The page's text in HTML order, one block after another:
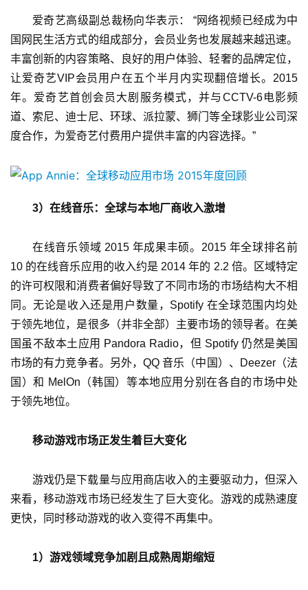
闲
游
戏
2
0
2
第
奖
7
月
3
0
日
茶
对
会
爱奇艺高级副总裁杨向华表示： “网络视频已经成为中
国网民生活方式的组成部分，会员业务也发展越来越迅速。
丰富创新的内容策略、良好的用户体验、轻奢的品牌定位，
让爱奇艺VIP会员用户在五个半月内实现翻倍增长。2015
年。爱奇艺首创会员大剧服务模式，并与CCTV-6电影频
道、索尼、迪士尼、环球、派拉蒙、狮门等全球影业公司深
度合作，为爱奇艺付费用户提供丰富的内容选择。”
3）在线音乐：全球与本地厂商收入激增
在线音乐领域 2015 年成果丰硕。2015 年全球排名前
10 的在线音乐应用的收入约是 2014 年的 2.2 倍。区域特定
的许可权限和消费者偏好导致了不同市场的市场结构大不相
同。无论是收入还是用户数量，Spotify 在全球范围内均处
于领先地位，是很多（并非全部）主要市场的领导者。在美
国虽不敌本土应用 Pandora Radio，但 Spotify 仍然是美国
市场的有力竞争者。另外，QQ 音乐（中国）、Deezer（法
国）和 MelOn（韩国）等本地应用分别在各自的市场中处
于领先地位。
移动游戏市场正发生着巨大变化
游戏仍是下载量与应用商店收入的主要驱动力，但深入
来看，移动游戏市场已经发生了巨大变化。游戏的成熟速度
更快，同时移动游戏的收入变得不再集中。
1）游戏领域竞争加剧且成熟周期缩短